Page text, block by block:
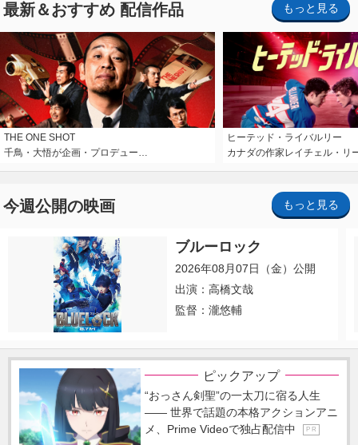
最新＆おすすめ 配信作品 もっと見る
THE ONE SHOT
千鳥・大悟が企画・プロデュー…
ヒーテッド・ライバルリー
カナダの作家レイチェル・リ
今週公開の映画 もっと見る
ブルーロック
2026年08月07日（金）公開
出演：高橋文哉
監督：瀧悠輔
ピックアップ
“おっさん剣聖”の一太刀に宿る人生
―― 世界で話題の本格アクションアニ
メ、Prime Videoで独占配信中
P R